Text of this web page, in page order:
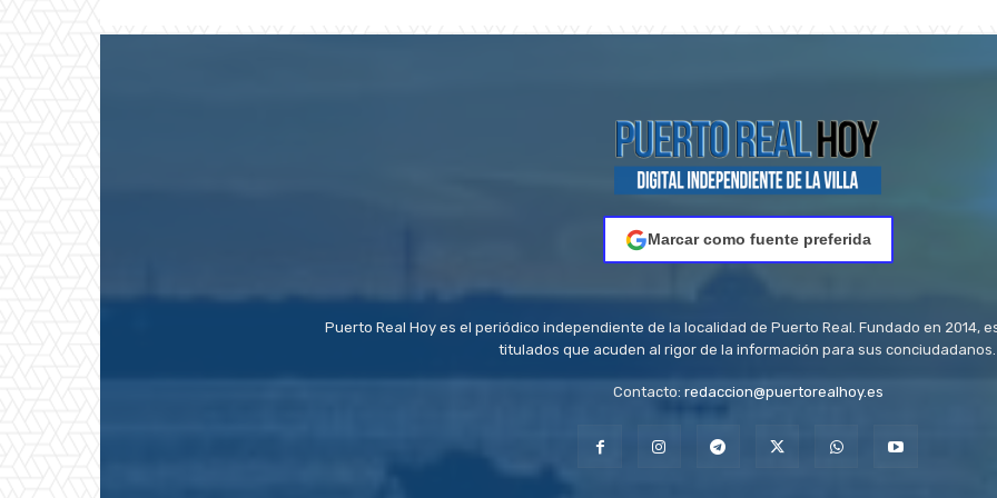
Marcar como fuente preferida
Puerto Real Hoy es el periódico independiente de la localidad de Puerto Real. Fundado en 2014,
titulados que acuden al rigor de la información para sus conciudadanos.
Contacto: redaccion@puertorealhoy.es